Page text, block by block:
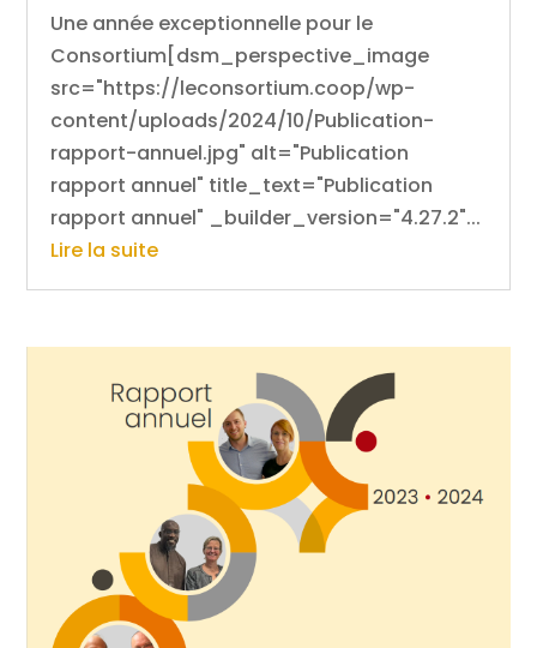
Une année exceptionnelle pour le
Consortium[dsm_perspective_image
src="https://leconsortium.coop/wp-
content/uploads/2024/10/Publication-
rapport-annuel.jpg" alt="Publication
rapport annuel" title_text="Publication
rapport annuel" _builder_version="4.27.2"...
Lire la suite